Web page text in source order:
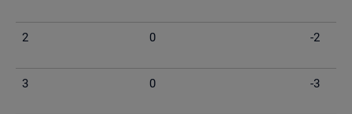
2 0 -2
3 0 -3